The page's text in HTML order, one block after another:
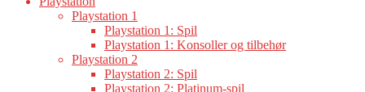
Playstation 1
Playstation 1: Spil
Playstation 1: Konsoller og tilbehør
Playstation 2
Playstation 2: Spil
Playstation 2: Platinum-spil